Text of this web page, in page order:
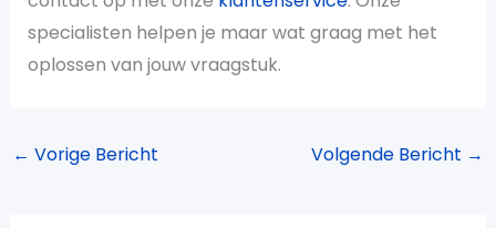
specialisten helpen je maar wat graag met het
oplossen van jouw vraagstuk.
← Vorige Bericht Volgende Bericht →